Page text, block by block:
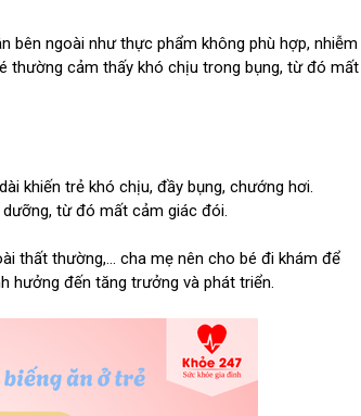
bên ngoài như thực phẩm không phù hợp, nhiễm
thường cảm thấy khó chịu trong bụng, từ đó mất
khiến trẻ khó chịu, đầy bụng, chướng hơi.
từ đó mất cảm giác đói.
thất thường,… cha mẹ nên cho bé đi khám để
hưởng đến tăng trưởng và phát triển.